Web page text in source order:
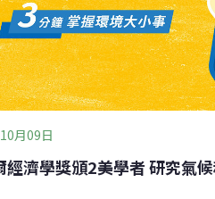
月09日
經濟學獎頒2美學者 研究氣